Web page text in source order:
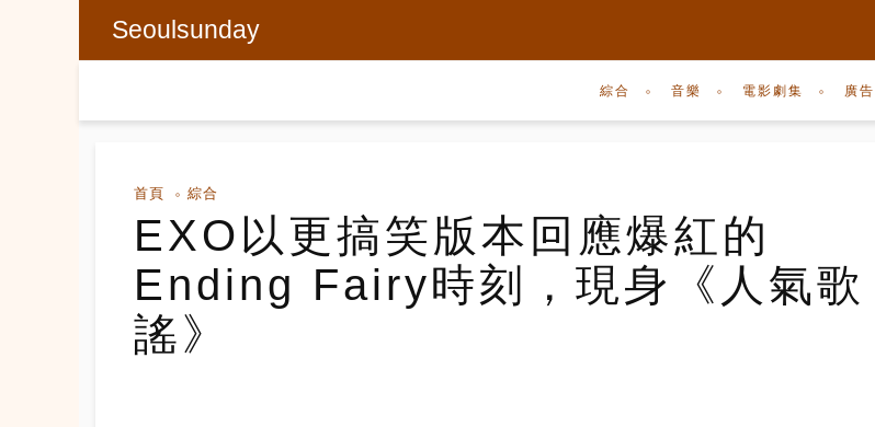
Seoulsunday
綜合 音樂 電影劇集 廣告
首頁 綜合
EXO以更搞笑版本回應爆紅的
Ending Fairy時刻，現身《人氣歌
謠》